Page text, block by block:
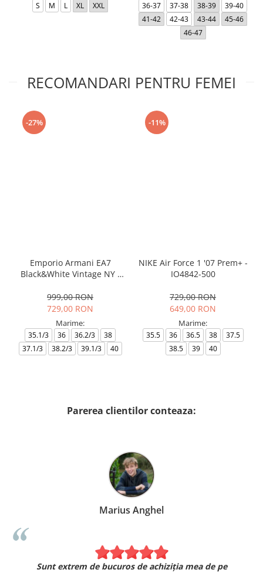
S M L XL XXL 36-37 37-38 38-39
39-40
41-42
42-43 43-44
45-46
46-47
RECOMANDARI PENTRU FEMEI
-27%
Emporio Armani EA7
Black&White Vintage NY -
999,00 RON
729,00 RON
Marime:
35.1/3 36 36.2/3
38
37.1/3
38.2/3 39.1/3 40
-11%
NIKE Air Force 1 '07 Prem+ -
IO4842-500
729,00 RON
649,00 RON
Marime:
35.5 36 36.5 38
37.5
38.5
39 40
Parerea clientilor conteaza:
Marius Anghel
Sunt extrem de bucuros de achiziția mea de pe